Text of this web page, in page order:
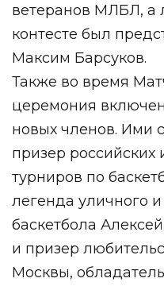
ветеранов МЛБЛ, а
контесте был
Максим Барсуков.
Также во время
церемония
новых членов. Ими
призер
турниров по
легенда уличного
баскетбола
и призер
Москвы,